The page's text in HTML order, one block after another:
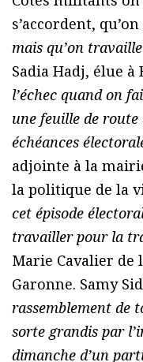
s’accordent, qu’on
mais qu’on
Sadia Hadj, élue à
l’échec quand on
une feuille de route
échéances
adjointe à la
la politique de la
cet épisode
travailler pour la
Marie Cavalier de
Garonne. Samy
rassemblement de
sorte grandis par
dimanche d’un